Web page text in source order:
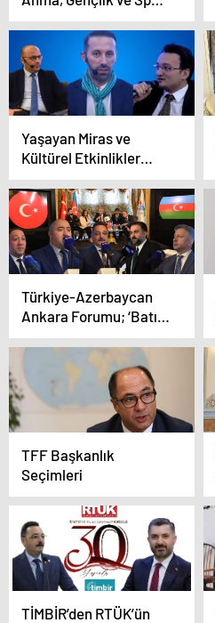
Bayramımızın
İstanbul’daki resmi
kutlama programı
Yaşayan Miras ve
Kültürel Etkinlikler
Genel Müdürü Terzi:
Kültür Yolu Festivali
ciddi bir marka oldu
Türkiye-Azerbaycan
Ankara Forumu; ‘Batı
Azerbaycan’ın Kültürel
Mirası’ konuşuldu
TFF Başkanlık
Seçimleri
TİMBİR’den RTÜK’ün